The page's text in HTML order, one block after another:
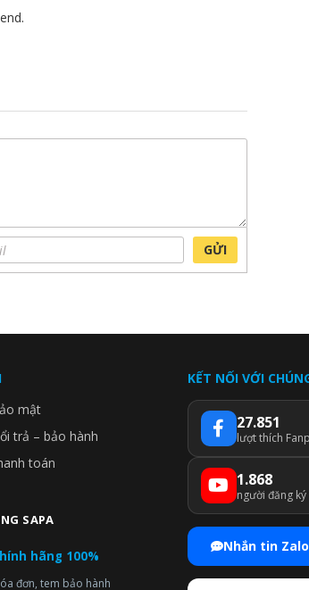
thoát ra
GỬI
mật
trả – bảo hành
toán
SAPA
hãng 100%
đơn, tem bảo hành
KẾT NỐI VỚI
27.851
lượt thích
1.868
người đăng ký
Nhắn tin